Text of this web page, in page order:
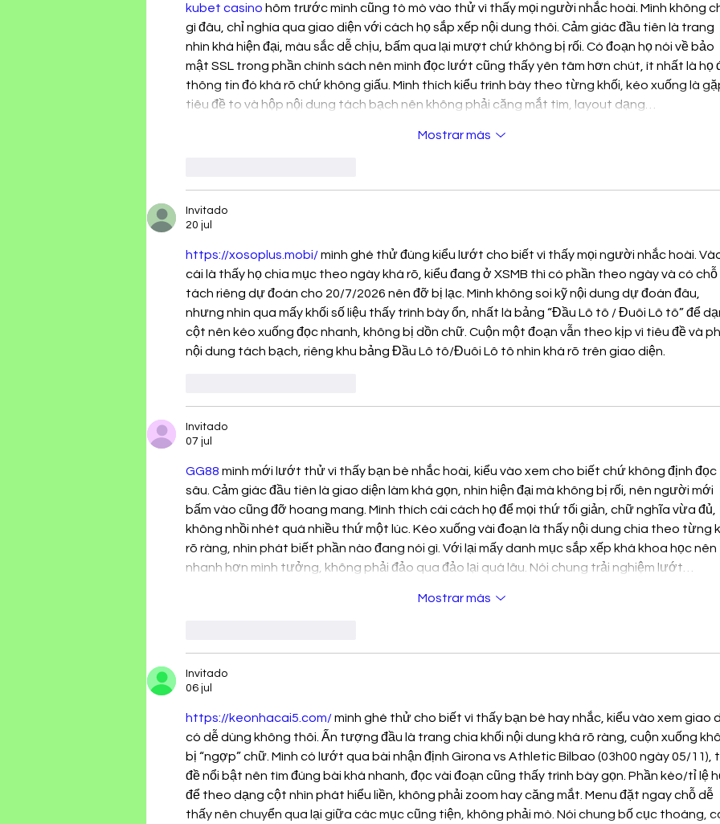
kubet casino hôm trước mình cũng tò mò vào thử vì thấy mọi người nhắc hoài. Mình không
gì đâu, chỉ nghía qua giao diện với cách họ sắp xếp nội dung thôi. Cảm giác đầu tiên là trang
nhìn khá hiện đại, màu sắc dễ chịu, bấm qua lại mượt chứ không bị rối. Có đoạn họ nói về bảo
mật SSL trong phần chính sách nên mình đọc lướt cũng thấy yên tâm hơn chút, ít nhất là họ
thông tin đó khá rõ chứ không giấu. Mình thích kiểu trình bày theo từng khối, kéo xuống là
tiêu đề to và hộp nội dung tách bạch nên không phải căng mắt tìm, layout dạng…
Mostrar más
Invitado
20 jul
https://xosoplus.mobi/ mình ghé thử đúng kiểu lướt cho biết vì thấy mọi người nhắc hoài.
cái là thấy họ chia mục theo ngày khá rõ, kiểu đang ở XSMB thì có phần theo ngày và có chỗ
tách riêng dự đoán cho 20/7/2026 nên đỡ bị lạc. Mình không soi kỹ nội dung dự đoán đâu,
nhưng nhìn qua mấy khối số liệu thấy trình bày ổn, nhất là bảng “Đầu Lô tô / Đuôi Lô tô” để
cột nên kéo xuống đọc nhanh, không bị dồn chữ. Cuộn một đoạn vẫn theo kịp vì tiêu đề và
nội dung tách bạch, riêng khu bảng Đầu Lô tô/Đuôi Lô tô nhìn khá rõ trên giao diện.
Invitado
07 jul
GG88 mình mới lướt thử vì thấy bạn bè nhắc hoài, kiểu vào xem cho biết chứ không định đọc
sâu. Cảm giác đầu tiên là giao diện làm khá gọn, nhìn hiện đại mà không bị rối, nên người mới
bấm vào cũng đỡ hoang mang. Mình thích cái cách họ để mọi thứ tối giản, chữ nghĩa vừa đủ,
không nhồi nhét quá nhiều thứ một lúc. Kéo xuống vài đoạn là thấy nội dung chia theo từng
rõ ràng, nhìn phát biết phần nào đang nói gì. Với lại mấy danh mục sắp xếp khá khoa học nên
nhanh hơn mình tưởng, không phải đảo qua đảo lại quá lâu. Nói chung trải nghiệm lướt…
Mostrar más
Invitado
06 jul
https://keonhacai5.com/ mình ghé thử cho biết vì thấy bạn bè hay nhắc, kiểu vào xem giao
có dễ dùng không thôi. Ấn tượng đầu là trang chia khối nội dung khá rõ ràng, cuộn xuống
bị “ngợp” chữ. Mình có lướt qua bài nhận định Girona vs Athletic Bilbao (03h00 ngày 05/11),
đề nổi bật nên tìm đúng bài khá nhanh, đọc vài đoạn cũng thấy trình bày gọn. Phần kèo/tỉ lệ
để theo dạng cột nhìn phát hiểu liền, không phải zoom hay căng mắt. Menu đặt ngay chỗ dễ
thấy nên chuyển qua lại giữa các mục cũng tiện, không phải mò. Nói chung bố cục thoáng,